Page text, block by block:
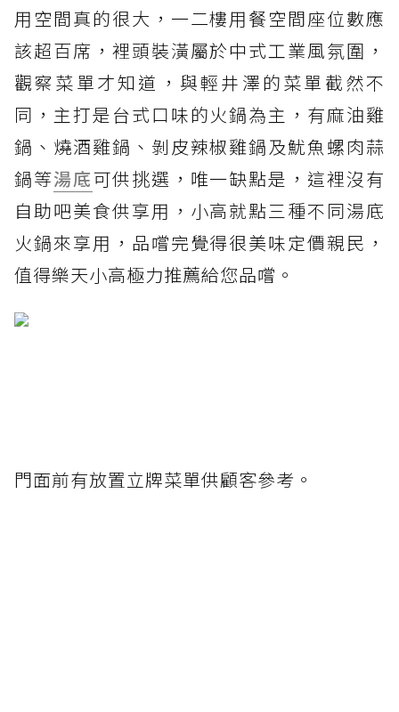
用空間真的很大，一二樓用餐空間座位數應
該超百席，裡頭裝潢屬於中式工業風氛圍，
觀察菜單才知道，與輕井澤的菜單截然不
同，主打是台式口味的火鍋為主，有麻油雞
鍋、燒酒雞鍋、剝皮辣椒雞鍋及魷魚螺肉蒜
鍋等湯底可供挑選，唯一缺點是，這裡沒有
自助吧美食供享用，小高就點三種不同湯底
火鍋來享用，品嚐完覺得很美味定價親民，
值得樂天小高極力推薦給您品嚐。
門面前有放置立牌菜單供顧客參考。